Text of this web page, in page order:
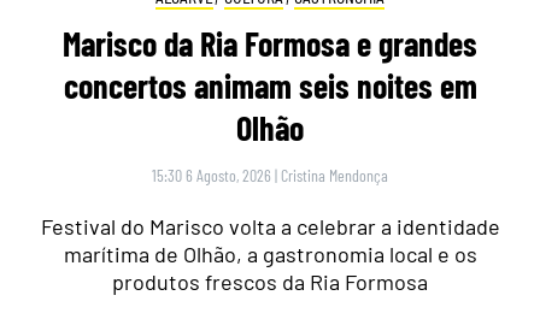
Marisco da Ria Formosa e grandes
concertos animam seis noites em
Olhão
15:30 6 Agosto, 2026 | Cristina Mendonça
Festival do Marisco volta a celebrar a identidade
marítima de Olhão, a gastronomia local e os
produtos frescos da Ria Formosa